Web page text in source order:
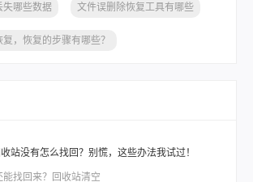
失哪些数据 文件误删除恢复工具有哪些
，恢复的步骤有哪些？
站没有怎么找回？别慌，这些办法我试过！